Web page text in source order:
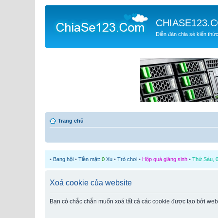
Diễn đàn chia sẻ kiến thức
Trang chủ
• Bang hội • Tiền mặt: 0 Xu • Trò chơi • Hộp quà giáng sinh • Thứ Sáu,
Xoá cookie của website
Bạn có chắc chắn muốn xoá tất cả các cookie được tạo bởi